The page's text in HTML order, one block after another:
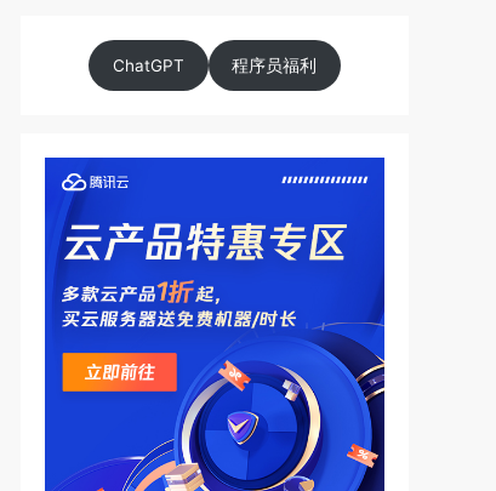
ChatGPT 程序员福利